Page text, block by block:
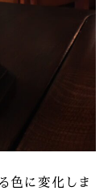
色に変化しま